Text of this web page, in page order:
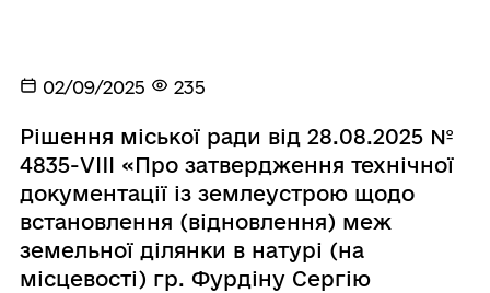
02/09/2025 235
Рішення міської ради від 28.08.2025 №
4835-VIII «Про затвердження технічної
документації із землеустрою щодо
встановлення (відновлення) меж
земельної ділянки в натурі (на
місцевості) гр. Фурдіну Сергію